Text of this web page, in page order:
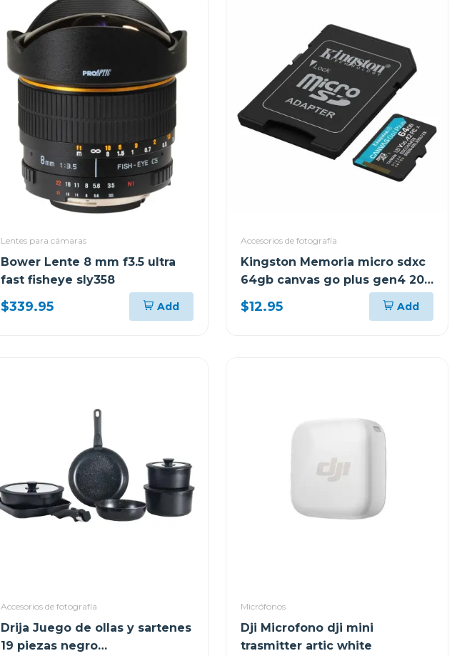
Lentes para cámaras
Bower Lente 8 mm f3.5 ultra
fast fisheye sly358
$339.95 Add
Accesorios de fotografía
Kingston Memoria micro sdxc
64gb canvas go plus gen4 200
mb/s sdcg4
$12.95 Add
Accesorios de fotografía
Drija Juego de ollas y sartenes
19 piezas negro
Micrófonos
Dji Microfono dji mini
trasmitter artic white